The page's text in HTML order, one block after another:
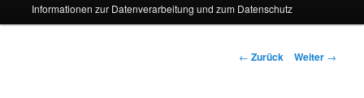
Informationen zur Datenverarbeitung und zum Datenschutz
Beitragsnavigation
← Zurück Weiter →